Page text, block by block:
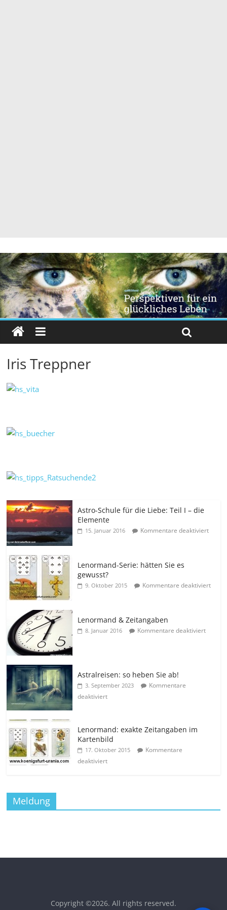
Iris Treppner
Astro-Schule für die Liebe: Teil I – die
Elemente
15. Januar 2016 Kommentare deaktiviert
Lenormand-Serie: hätten Sie es
gewusst?
9. Oktober 2015 Kommentare deaktiviert
Lenormand & Zeitangaben
8. Januar 2016 Kommentare deaktiviert
Astralreisen: so heben Sie ab!
3. September 2023
Kommentare
deaktiviert
Lenormand: exakte Zeitangaben im
Kartenbild
17. Oktober 2015
Kommentare
deaktiviert
Meldung
Copyright ©2026. All rights reserved.